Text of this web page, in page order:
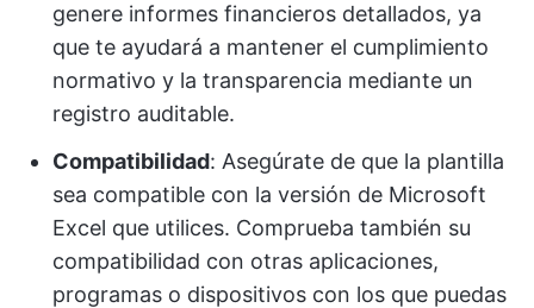
genere informes financieros detallados, ya
que te ayudará a mantener el cumplimiento
normativo y la transparencia mediante un
registro auditable.
Compatibilidad: Asegúrate de que la plantilla
sea compatible con la versión de Microsoft
Excel que utilices. Comprueba también su
compatibilidad con otras aplicaciones,
programas o dispositivos con los que puedas